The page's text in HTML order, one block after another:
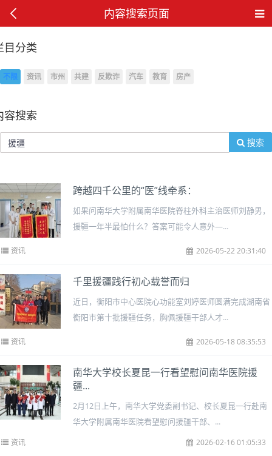
内容搜索页面
目分类
不限 资讯 市州 共建 反欺诈 汽车 教育 房产
容搜索
搜索
跨越四千公里的“医”线牵系：
如果问南华大学附属南华医院脊柱外科主治医师刘静男，
援疆一年半最怕什么？答案可能令人意外—...
资讯 2026-05-22 20:31:40
千里援疆践行初心载誉而归
近日，衡阳市中心医院心功能室刘婷医师圆满完成湖南省
衡阳市第十批援疆任务，胸佩援疆干部人才...
资讯 2026-05-18 08:35:53
南华大学校长夏昆一行看望慰问南华医院援
疆...
2月12日上午，南华大学党委副书记、校长夏昆一行赴南
华大学附属南华医院看望慰问援疆干部、...
资讯 2026-02-16 01:05:33